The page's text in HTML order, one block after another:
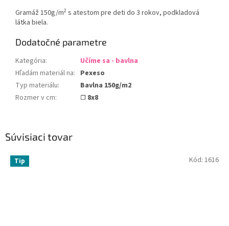
Súvisiaci tovar
Tip Kód: 1616
Gramáž 150g/m2 s atestom pre deti do 3 rokov, podkladová
látka biela.
Dodatočné parametre
Kategória:
Učíme sa - bavlna
Hľadám materiál na: Pexeso
Typ materiálu:
Bavlna 150g/m2
Rozmer v cm: ☐ 8x8